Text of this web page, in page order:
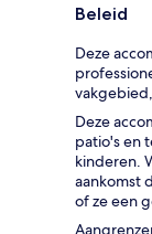
Beleid
Deze
Deze
patio's en
kinderen.
aankomst
of ze een